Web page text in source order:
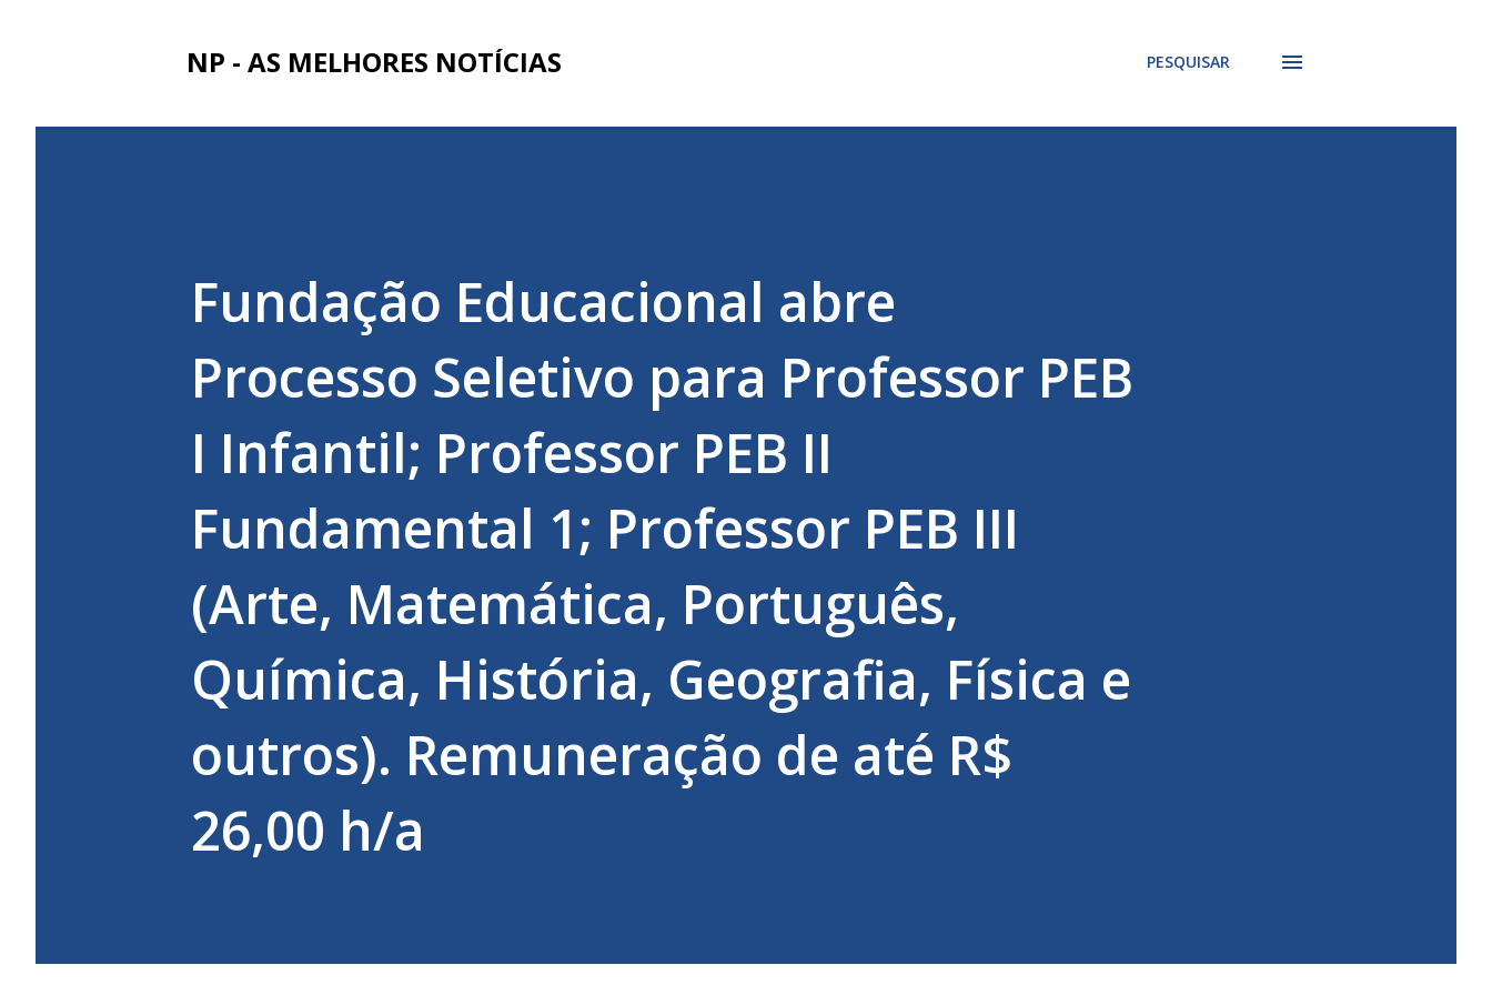
NP - AS MELHORES NOTÍCIAS PESQUISAR
Fundação Educacional abre
Processo Seletivo para Professor PEB
I Infantil; Professor PEB II
Fundamental 1; Professor PEB III
(Arte, Matemática, Português,
Química, História, Geografia, Física e
outros). Remuneração de até R$
26,00 h/a